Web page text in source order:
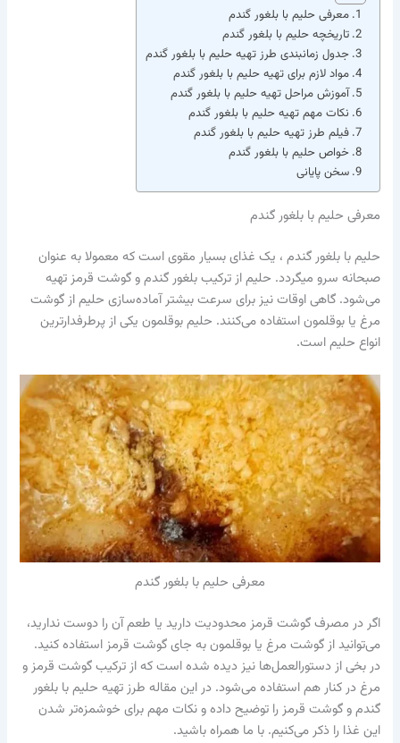
معرفی حلیم با بلغور گندم
تاریخچه حلیم با بلغور گندم
جدول زمانبندی طرز تهیه حلیم با بلغور گندم
مواد لازم برای تهیه حلیم با بلغور گندم
آموزش مراحل تهیه حلیم با بلغور گندم
نکات مهم تهیه حلیم با بلغور گندم
فیلم طرز تهیه حلیم با بلغور گندم
خواص حلیم با بلغور گندم
سخن پایانی
معرفی حلیم با بلغور گندم
حلیم با بلغور گندم ، یک غذای بسیار مقوی است که معمولا به عنوان
صبحانه سرو می‎گردد. حلیم از ترکیب بلغور گندم و گوشت قرمز تهیه
می‌شود. گاهی اوقات نیز برای سرعت بیشتر آماده‌سازی حلیم از گوشت
مرغ یا بوقلمون استفاده می‌کنند. حلیم بوقلمون یکی از پرطرفدارترین
انواع حلیم است.
معرفی حلیم با بلغور گندم
اگر در مصرف گوشت قرمز محدودیت دارید یا طعم آن را دوست ندارید،
می‌توانید از گوشت مرغ یا بوقلمون به جای گوشت قرمز استفاده کنید.
در بخی از دستورالعمل‌ها نیز دیده شده است که از ترکیب گوشت قرمز و
مرغ در کنار هم استفاده می‌شود. در این مقاله طرز تهیه حلیم با بلغور
گندم و گوشت قرمز را توضیح داده و نکات مهم برای خوشمزه‌تر شدن
این غذا را ذکر می‌کنیم. با ما همراه باشید.